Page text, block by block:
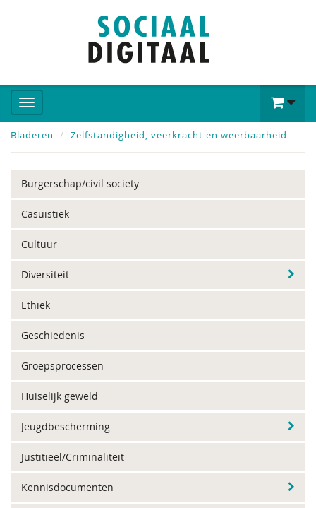
Bladeren Zelfstandigheid, veerkracht en weerbaarheid
Burgerschap/civil society
Casuïstiek
Cultuur
Diversiteit
Ethiek
Geschiedenis
Groepsprocessen
Huiselijk geweld
Jeugdbescherming
Justitieel/Criminaliteit
Kennisdocumenten